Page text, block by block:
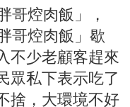
哥焢肉飯」，
哥焢肉飯」歇
不少老顧客趕來
眾私下表示吃了
捨，大環境不好